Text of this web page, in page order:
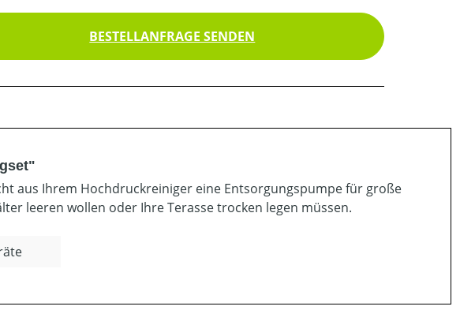
BESTELLANFRAGE SENDEN
aus Ihrem Hochdruckreiniger eine Entsorgungspumpe für große
leeren wollen oder Ihre Terasse trocken legen müssen.